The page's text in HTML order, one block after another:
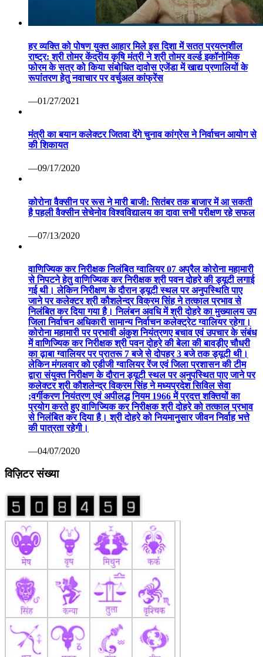
हर व्यक्ति को पोषण युक्त आहार मिले इस दिशा में सतत प्रयत्नशील
राष्ट्र: श्री तोमर केंद्रीय कृषि मंत्री ने श्री तोमर वर्ल्ड इकॉनोमिक
फोरम के सत्र को किया संबोधित दावोस एजेंडा में खाद्य प्रणालियों के
रूपांतरण हेतु नवाचार पर वर्चुअल कांफ्रेंस
—01/27/2021
मंत्री का बयान कलेक्टर जितवा देंगे चुनाव कांग्रेस ने निर्वाचन आयोग से
की शिकायत
—09/17/2020
कोरोना वैक्सीन पर रूस ने मारी बाजी: सितंबर तक बाजार में आ सकती
है पहली वैक्सीन सेचेनोव विश्वविद्यालय का दावा सभी परीक्षण रहे सफल
—07/13/2020
वाणिज्यिक कर निरीक्षक निलंबित ग्वालियर 07 अप्रैल कोरोना महामारी
से निपटने हेतु वाणिज्यिक कर निरीक्षक श्री पवन दोहरे की ड्यूटी लगाई
गई थी। लेकिन निरीक्षण के दौरान ड्यूटी स्थल पर अनुपस्थिति पाए
जाने पर कलेक्टर श्री कौशलेन्द्र विक्रम सिंह ने तत्काल प्रभाव से
निलंबित कर दिया गया है। निलंबन अवधि में श्री दोहरे का मुख्यालय उप
जिला निर्वाचन अधिकारी सामान्य निर्वाचन कलेक्ट्रेट ग्वालियर रहेगा।
कोरोना महामारी पर प्रभावी अंकुश नियंत्रणए बचाव एवं उपचार के संबंध
में वाणिज्यिक कर निरीक्षक श्री पवन दोहरे की बेला की बावड़ीए चौधरी
का ढ़ाबा ग्वालियर पर प्रातरू 7 बजे से दोपहर 3 बजे तक ड्यूटी थी।
लेकिन मंगलवार को एडीजी ग्वालियर रेंज एवं जिला प्रशासन की टीम
द्वारा संयुक्त निरीक्षण के दौरान ड्यूटी स्थल पर अनुपस्थित पाए जाने पर
कलेक्टर श्री कौशलेन्द्र विक्रम सिंह ने मध्यप्रदेश सिविल सेवा
;वर्गीकरण नियंत्रण एवं अपीलद्ध नियम 1966 में प्रदत्त शक्तियों का
प्रयोग करते हुए वाणिज्यिक कर निरीक्षक श्री दोहरे को तत्काल प्रभाव
से निलंबित कर दिया है। श्री दोहरे को नियमानुसार जीवन निर्वाह भत्ते
की पात्रता रहेगी।
—04/07/2020
विज़िटर संख्या